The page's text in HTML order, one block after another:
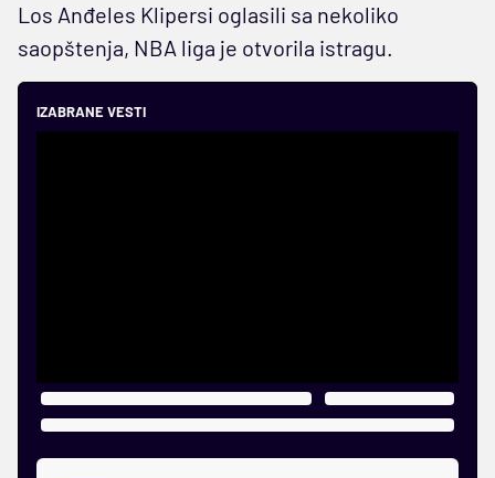
Los Anđeles Klipersi oglasili sa nekoliko
saopštenja, NBA liga je otvorila istragu.
IZABRANE VESTI